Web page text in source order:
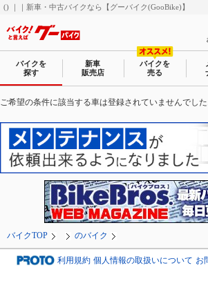
() ｜｜新車・中古バイクなら【グーバイク(GooBike)】
バイクを
探す
新車
販売店
バイクを
売る
ご希望の条件に該当する車は登録されていませんでした
バイクTOP のバイク
利用規約 個人情報の取扱いについて お